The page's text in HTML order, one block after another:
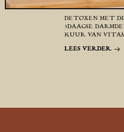
DETOXEN MET
3DAAGSE
KUUR VAN
LEES VERDER